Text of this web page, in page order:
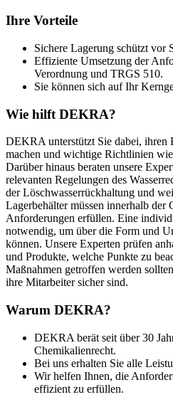
Ihre Vorteile
Sichere Lagerung schützt vor
Effiziente Umsetzung der
Verordnung und TRGS 510.
Sie können sich auf Ihr
Wie hilft DEKRA?
DEKRA unterstützt Sie dabei, ihren
machen und wichtige Richtlinien
Darüber hinaus beraten unsere
relevanten Regelungen des
der Löschwasserrückhaltung und
Lagerbehälter müssen innerhalb der
Anforderungen erfüllen. Eine
notwendig, um über die Form und
können. Unsere Experten prüfen
und Produkte, welche Punkte zu
Maßnahmen getroffen werden
ihre Mitarbeiter sicher sind.
Warum DEKRA?
DEKRA berät seit über 30
Chemikalienrecht.
Bei uns erhalten Sie alle
Wir helfen Ihnen, die
effizient zu erfüllen.